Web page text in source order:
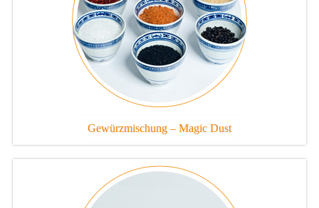
Gewürzmischung – Magic Dust